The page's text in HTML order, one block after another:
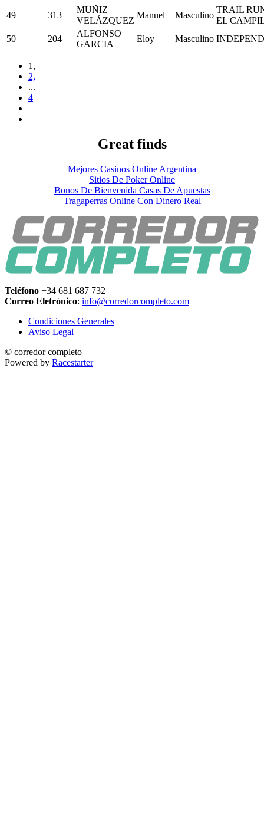
49
313
MUÑIZ
VELÁZQUEZ
Manuel Masculino
TRAIL
EL
50
204
ALFONSO
GARCIA
Eloy Masculino
1,
2,
...
4
Great finds
Mejores Casinos Online Argentina
Sitios De Poker Online
Bonos De Bienvenida Casas De Apuestas
Tragaperras Online Con Dinero Real
Teléfono +34 681 687 732
Correo Eletrónico: info@corredorcompleto.com
Condiciones Generales
Aviso Legal
© corredor completo
Powered by Racestarter